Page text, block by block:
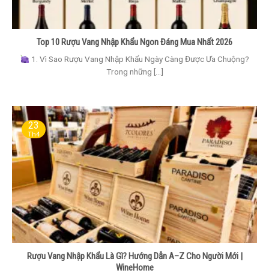
Top 10 Rượu Vang Nhập Khẩu Ngon Đáng Mua Nhất 2026
1. Vì Sao Rượu Vang Nhập Khẩu Ngày Càng Được Ưa Chuộng?
Trong những [...]
Rượu Vang Nhập Khẩu Là Gì? Hướng Dẫn A–Z Cho Người Mới |
WineHome
23
Th4